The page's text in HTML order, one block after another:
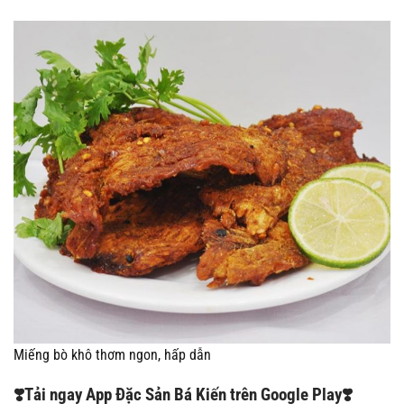
Miếng bò khô thơm ngon, hấp dẫn
❣️Tải ngay App Đặc Sản Bá Kiến trên Google Play❣️